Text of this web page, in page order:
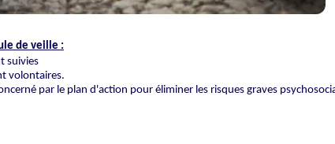
de veille :
suivies
volontaires.
par le plan d'action pour éliminer les risques graves